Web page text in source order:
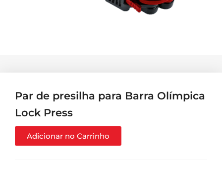
Par de presilha para Barra Olímpica
Lock Press
Adicionar no Carrinho